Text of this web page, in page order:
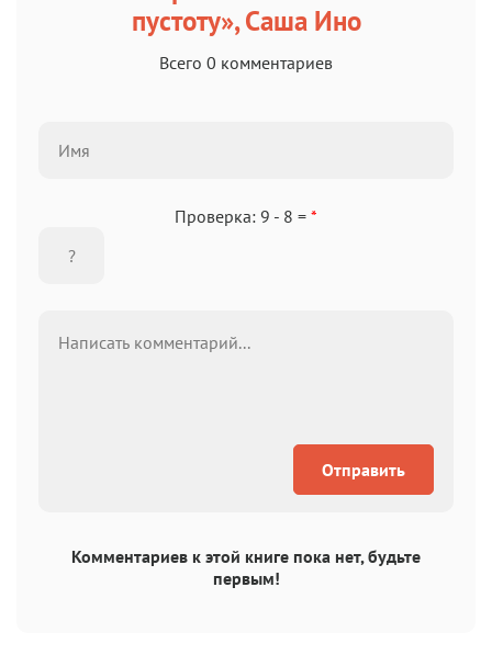
пустоту», Саша Ино
Всего 0 комментариев
Проверка: 9 - 8 = *
Отправить
Комментариев к этой книге пока нет, будьте
первым!